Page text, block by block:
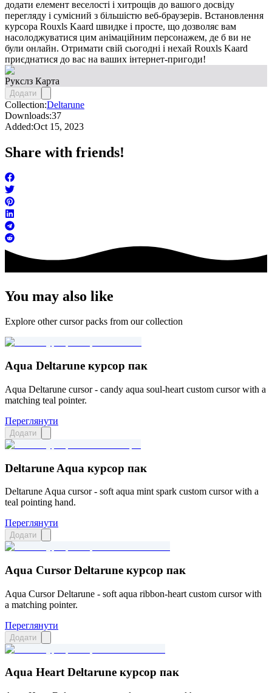
додати елемент веселості і хитрощів до вашого досвіду
перегляду і сумісний з більшістю веб-браузерів. Встановлення
курсора Rouxls Kaard швидке і просте, що дозволяє вам
насолоджуватися цим анімаційним персонажем, де б ви не
були онлайн. Отримати свій сьогодні і нехай Rouxls Kaard
приєднатися до вас на ваших інтернет-пригоди!
Рукслз Карта
Додати
Collection:Deltarune
Downloads:37
Added:Oct 15, 2023
Share with friends!
You may also like
Explore other cursor packs from our collection
Aqua Deltarune курсор пак
Aqua Deltarune cursor - candy aqua soul-heart custom cursor with a
matching teal pointer.
Переглянути
Додати
Deltarune Aqua курсор пак
Deltarune Aqua cursor - soft aqua mint spark custom cursor with a
teal pointing hand.
Переглянути
Додати
Aqua Cursor Deltarune курсор пак
Aqua Cursor Deltarune - soft aqua ribbon-heart custom cursor with
a matching pointer.
Переглянути
Додати
Aqua Heart Deltarune курсор пак